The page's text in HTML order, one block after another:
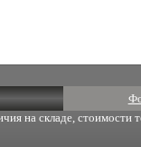
на складе,